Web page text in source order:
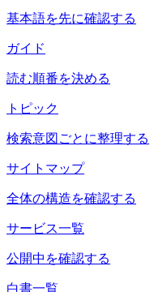
基本語を先に確認する
ガイド
読む順番を決める
トピック
検索意図ごとに整理する
サイトマップ
全体の構造を確認する
サービス一覧
公開中を確認する
白書一覧